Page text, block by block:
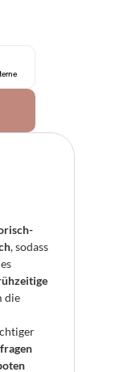
, sodass
die